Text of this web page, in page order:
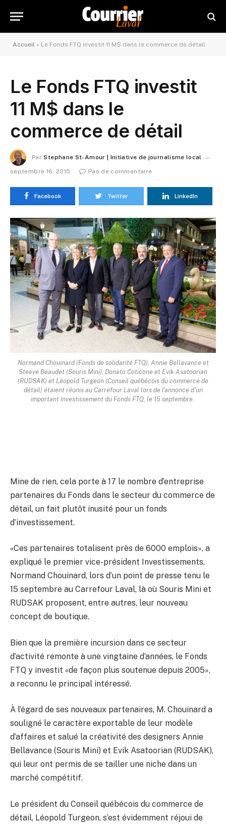
Accueil » Le Fonds FTQ investit 11 M$ dans le commerce de détail
Le Fonds FTQ investit
11 M$ dans le
commerce de détail
Par Stephane St-Amour | Initiative de journalisme local
septembre 16, 2015
Pas de commentaire
Facebook Twitter LinkedIn
Normand Chouinard (Fonds de solidarité FTQ), Annie Bellavance et
Steeve Beaudet (Souris Mini), Donato Coticone et Evik Asatoorian
(RUDSAK) et Léopold Turgeon (Conseil québécois du commerce de
détail) étaient réunis au Carrefour Laval lors de l'annonce d'un
important investissement du Fonds FTQ, le 15 septembre.
Mine de rien, cela porte à 17 le nombre d’entreprise
partenaires du Fonds dans le secteur du commerce de
détail, un fait plutôt inusité pour un fonds
d’investissement.
«Ces partenaires totalisent près de 6000 emplois», a
expliqué le premier vice-président Investissements,
Normand Chouinard, lors d’un point de presse tenu le
15 septembre au Carrefour Laval, là où Souris Mini et
RUDSAK proposent, entre autres, leur nouveau
concept de boutique.
Bien que la première incursion dans ce secteur
d’activité remonte à une vingtaine d’années, le Fonds
FTQ y investit «de façon plus soutenue depuis 2005»,
a reconnu le principal intéressé.
À l’égard de ses nouveaux partenaires, M. Chouinard a
souligné le caractère exportable de leur modèle
d’affaires et salué la créativité des designers Annie
Bellavance (Souris Mini) et Evik Asatoorian (RUDSAK),
qui leur ont permis de se tailler une niche dans un
marché compétitif.
Le président du Conseil québécois du commerce de
détail, Léopold Turgeon, s’est évidemment réjoui de